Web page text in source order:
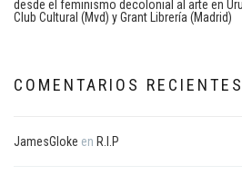
desde el feminismo decolonial al arte en
Club Cultural (Mvd) y Grant Librería (Madrid)
COMENTARIOS RECIENTES
JamesGloke en R.I.P